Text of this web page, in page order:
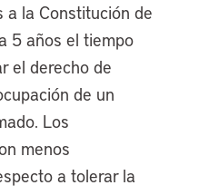
a la Constitución de
5 años el tiempo
el derecho de
de un
Los
menos
a tolerar la